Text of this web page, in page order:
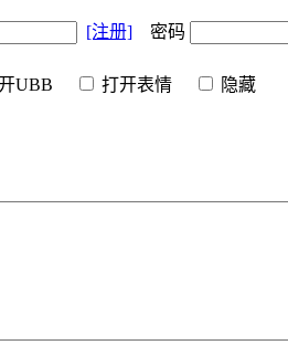
[注册] 密码
UBB 打开表情 隐